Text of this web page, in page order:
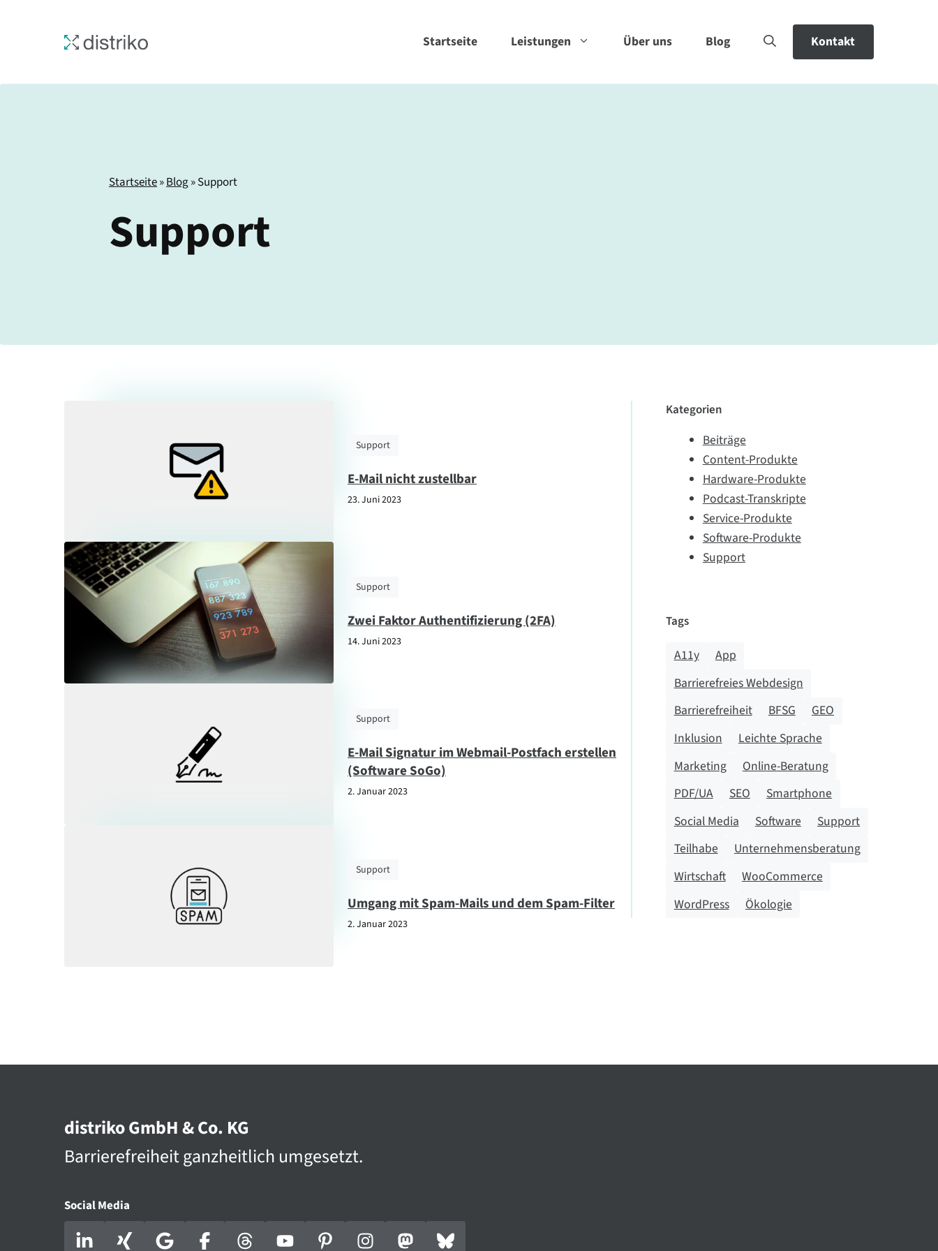
Startseite Leistungen Über uns Blog Kontakt
Startseite»Blog»Support
Support
Support
E-Mail nicht zustellbar
23. Juni 2023
Support
Zwei Faktor Authentifizierung (2FA)
14. Juni 2023
Support
E-Mail Signatur im Webmail-Postfach erstellen
(Software SoGo)
2. Januar 2023
Support
Umgang mit Spam-Mails und dem Spam-Filter
2. Januar 2023
Kategorien
Beiträge
Content-Produkte
Hardware-Produkte
Podcast-Transkripte
Service-Produkte
Software-Produkte
Support
Tags
A11y
App
Barrierefreies Webdesign
Barrierefreiheit
BFSG
GEO
Inklusion
Leichte Sprache
Marketing
Online-Beratung
PDF/UA
SEO
Smartphone
Social Media
Software
Support
Teilhabe
Unternehmensberatung
Wirtschaft
WooCommerce
WordPress
Ökologie
distriko GmbH & Co. KG
Barriere­­frei­heit ganz­heit­lich umge­setzt.
Social Media